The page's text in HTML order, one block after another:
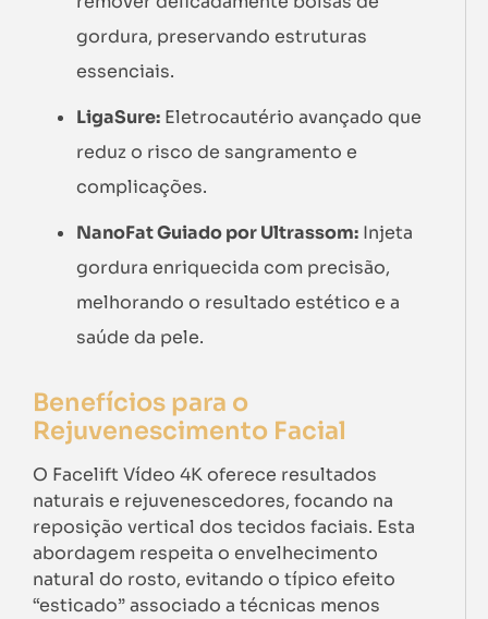
gordura, preservando estruturas
essenciais.
LigaSure: Eletrocautério avançado que
reduz o risco de sangramento e
complicações.
NanoFat Guiado por Ultrassom: Injeta
gordura enriquecida com precisão,
melhorando o resultado estético e a
saúde da pele.
Benefícios para o
Rejuvenescimento Facial
O Facelift Vídeo 4K oferece resultados
naturais e rejuvenescedores, focando na
reposição vertical dos tecidos faciais. Esta
abordagem respeita o envelhecimento
natural do rosto, evitando o típico efeito
“esticado” associado a técnicas menos